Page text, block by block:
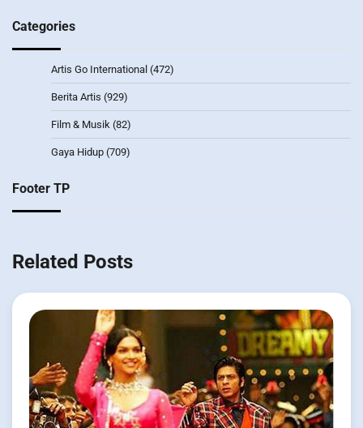
Categories
Artis Go International (472)
Berita Artis (929)
Film & Musik (82)
Gaya Hidup (709)
Footer TP
Related Posts